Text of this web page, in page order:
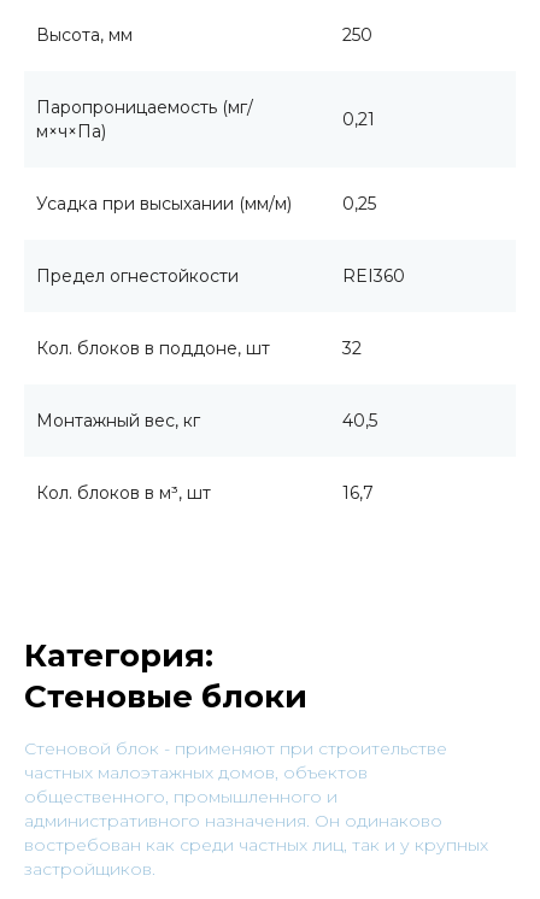
Высота, мм 250
Паропроницаемость (мг/
м×ч×Па)
0,21
Усадка при высыхании (мм/м) 0,25
Предел огнестойкости REI360
Кол. блоков в поддоне, шт 32
Монтажный вес, кг 40,5
Кол. блоков в м³, шт 16,7
Категория:
Стеновые блоки
Cтеновой блок - применяют при строительстве
частных малоэтажных домов, объектов
общественного, промышленного и
административного назначения. Он одинаково
востребован как среди частных лиц, так и у крупных
застройщиков.